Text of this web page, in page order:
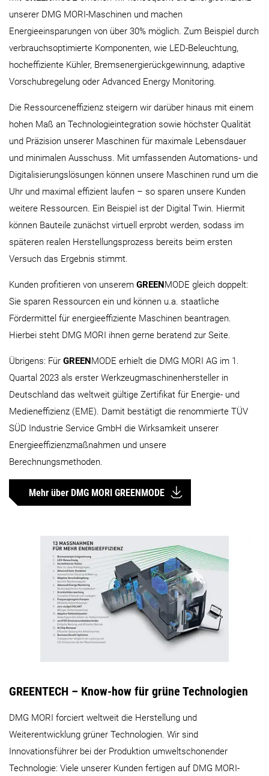
unserer DMG MORI-Maschinen und machen
Energieeinsparungen von über 30% möglich. Zum Beispiel durch
verbrauchsoptimierte Komponenten, wie LED-Beleuchtung,
hocheffiziente Kühler, Bremsenergierückgewinnung, adaptive
Vorschubregelung oder Advanced Energy Monitoring.
Die Ressourceneffizienz steigern wir darüber hinaus mit einem
hohen Maß an Technologieintegration sowie höchster Qualität
und Präzision unserer Maschinen für maximale Lebensdauer
und minimalen Ausschuss. Mit umfassenden Automations- und
Digitalisierungslösungen können unsere Maschinen rund um die
Uhr und maximal effizient laufen – so sparen unsere Kunden
weitere Ressourcen. Ein Beispiel ist der Digital Twin. Hiermit
können Bauteile zunächst virtuell erprobt werden, sodass im
späteren realen Herstellungsprozess bereits beim ersten
Versuch das Ergebnis stimmt.
Kunden profitieren von unserem GREENMODE gleich doppelt:
Sie sparen Ressourcen ein und können u.a. staatliche
Fördermittel für energieeffiziente Maschinen beantragen.
Hierbei steht DMG MORI ihnen gerne beratend zur Seite.
Übrigens: Für GREENMODE erhielt die DMG MORI AG im 1.
Quartal 2023 als erster Werkzeugmaschinenhersteller in
Deutschland das weltweit gültige Zertifikat für Energie- und
Medieneffizienz (EME). Damit bestätigt die renommierte TÜV
SÜD Industrie Service GmbH die Wirksamkeit unserer
Energieeffizienzmaßnahmen und unsere
Berechnungsmethoden.
Mehr über DMG MORI GREENMODE
GREENTECH – Know-how für grüne Technologien
DMG MORI forciert weltweit die Herstellung und
Weiterentwicklung grüner Technologien. Wir sind
Innovationsführer bei der Produktion umweltschonender
Technologie: Viele unserer Kunden fertigen auf DMG MORI-